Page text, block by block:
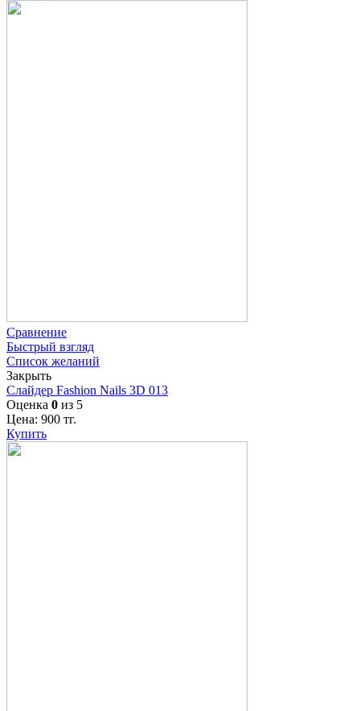
Сравнение
Быстрый взгляд
Список желаний
Закрыть
Слайдер Fashion Nails 3D 013
Оценка 0 из 5
Цена: 900 тг.
Купить